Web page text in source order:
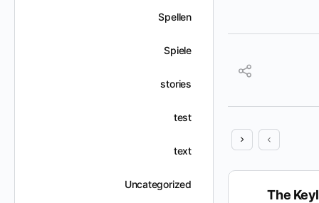
The
How to Organize with Toulite:
Spellen
Spiele
stories
test
text
Uncategorized